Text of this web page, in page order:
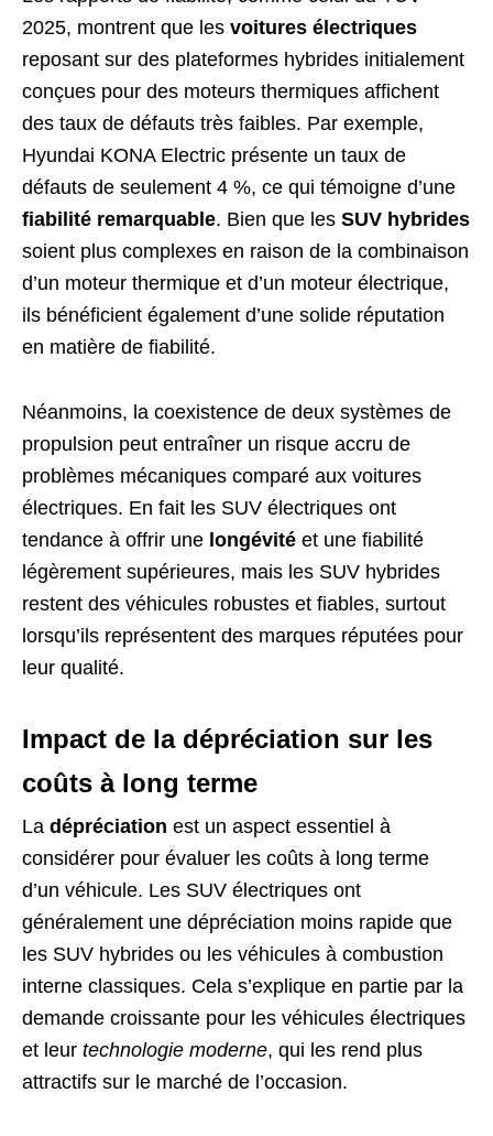
2025, montrent que les voitures électriques
reposant sur des plateformes hybrides initialement
conçues pour des moteurs thermiques affichent
des taux de défauts très faibles. Par exemple,
Hyundai KONA Electric présente un taux de
défauts de seulement 4 %, ce qui témoigne d’une
fiabilité remarquable. Bien que les SUV hybrides
soient plus complexes en raison de la combinaison
d’un moteur thermique et d’un moteur électrique,
ils bénéficient également d’une solide réputation
en matière de fiabilité.
Néanmoins, la coexistence de deux systèmes de
propulsion peut entraîner un risque accru de
problèmes mécaniques comparé aux voitures
électriques. En fait les SUV électriques ont
tendance à offrir une longévité et une fiabilité
légèrement supérieures, mais les SUV hybrides
restent des véhicules robustes et fiables, surtout
lorsqu’ils représentent des marques réputées pour
leur qualité.
Impact de la dépréciation sur les
coûts à long terme
La dépréciation est un aspect essentiel à
considérer pour évaluer les coûts à long terme
d’un véhicule. Les SUV électriques ont
généralement une dépréciation moins rapide que
les SUV hybrides ou les véhicules à combustion
interne classiques. Cela s’explique en partie par la
demande croissante pour les véhicules électriques
et leur technologie moderne, qui les rend plus
attractifs sur le marché de l’occasion.